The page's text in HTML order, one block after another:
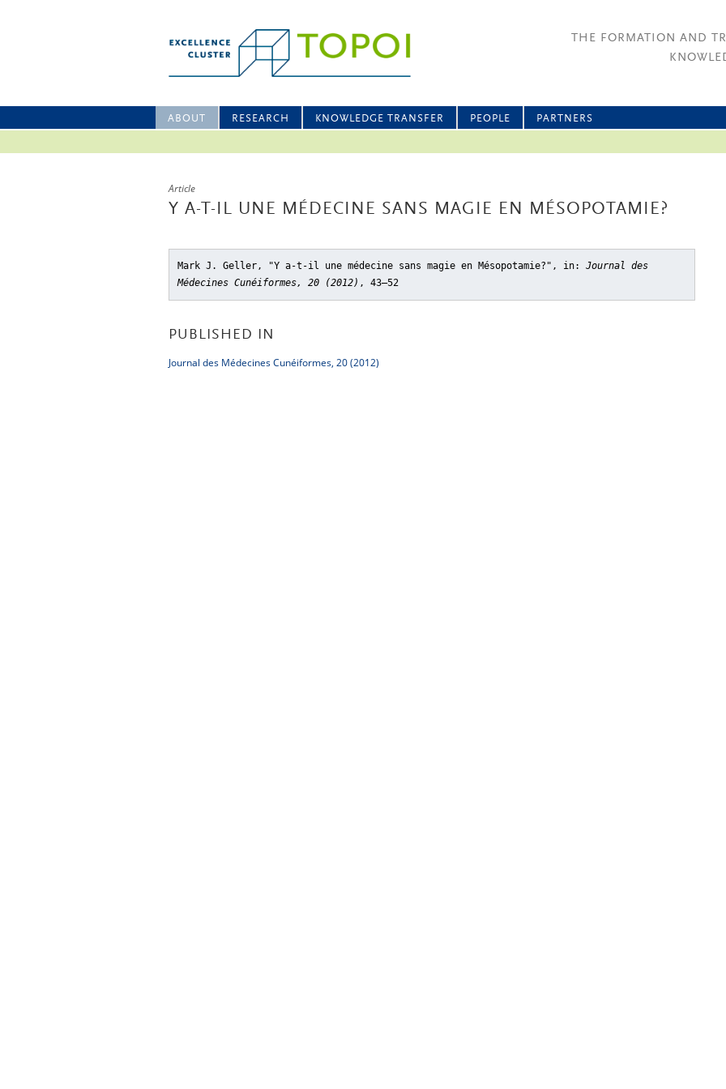
THE FORMATION AND
ABOUT RESEARCH KNOWLEDGE TRANSFER PEOPLE PARTNERS
Article
Y A-T-IL UNE MÉDECINE SANS MAGIE EN MÉSOPOTAMIE?
Mark J. Geller, "Y a-t-il une médecine sans magie en Mésopotamie?" , in: Journal des
Médecines Cunéiformes, 20 (2012) , 43–52
PUBLISHED IN
Journal des Médecines Cunéiformes, 20 (2012)